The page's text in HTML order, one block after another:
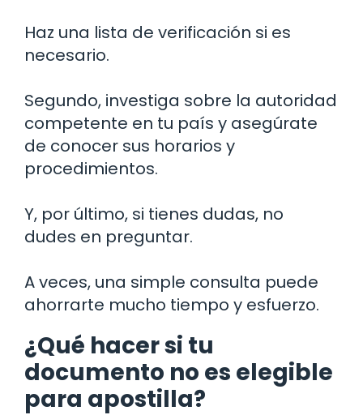
Haz una lista de verificación si es
necesario.
Segundo, investiga sobre la autoridad
competente en tu país y asegúrate
de conocer sus horarios y
procedimientos.
Y, por último, si tienes dudas, no
dudes en preguntar.
A veces, una simple consulta puede
ahorrarte mucho tiempo y esfuerzo.
¿Qué hacer si tu
documento no es elegible
para apostilla?